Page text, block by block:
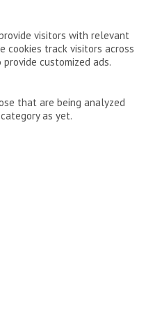
visitors with relevant
cookies track visitors across
customized ads.
that are being analyzed
as yet.